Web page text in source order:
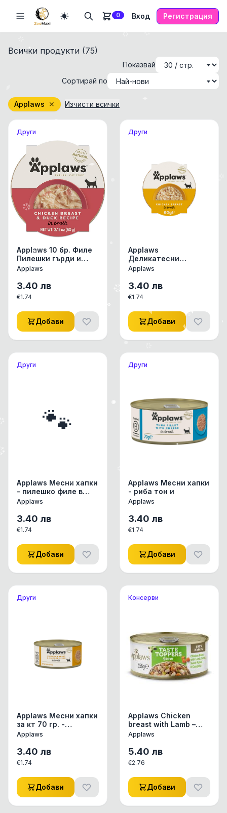
0 Вход Регистрация
Всички продукти (75)
Показвай
Сортирай по
Applaws ✕ Изчисти всички
Други
Applaws 10 бр. Филе
Пилешки гърди и
Патица
Applaws
3.40 лв
€1.74
Добави
Други
Applaws
Деликатесни
купички за котки 60
гърди
Applaws
3.40 лв
€1.74
Добави
Други
🐾
Applaws Месни хапки
- пилешко филе в
желе
Applaws
3.40 лв
€1.74
Добави
Други
Applaws Месни хапки
- риба тон и
Applaws
3.40 лв
€1.74
Добави
Други
Applaws Месни хапки
за кт 70 гр. -
пилешко филе и
Applaws
3.40 лв
€1.74
Добави
Консерви
Applaws Chicken
breast with Lamb –
месни хапки агнешка
моркови, тиквички и
батати 156гр
Applaws
5.40 лв
€2.76
Добави